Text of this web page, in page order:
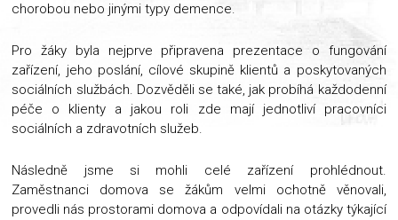
chorobou nebo jinými typy demence.
Pro žáky byla nejprve připravena prezentace o fungování
zařízení, jeho poslání, cílové skupině klientů a poskytovaných
sociálních službách. Dozvěděli se také, jak probíhá každodenní
péče o klienty a jakou roli zde mají jednotliví pracovníci
sociálních a zdravotních služeb.
Následně jsme si mohli celé zařízení prohlédnout.
Zaměstnanci domova se žákům velmi ochotně věnovali,
provedli nás prostorami domova a odpovídali na otázky týkající